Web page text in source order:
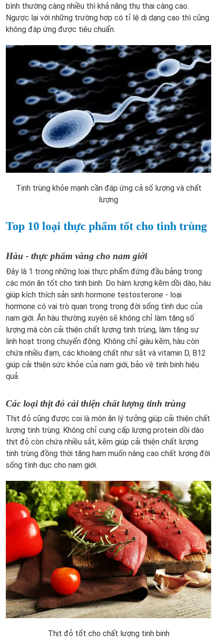
bình thường càng nhiều thì khả năng thụ thai càng cao.
Ngược lại với những trường hợp có tỉ lệ dị dạng cao thì cũng
không đáp ứng được tiêu chuẩn.
Tinh trùng khỏe mạnh cần đáp ứng cả số lượng và chất
lượng
Top 10 loại thực phẩm tốt cho tinh trùng
Hàu - thực phẩm vàng cho nam giới
Đây là 1 trong những loại thực phẩm đứng đầu bảng trong
các món ăn tốt cho tinh binh. Do hàm lượng kẽm dồi dào, hàu
giúp kích thích sản sinh hormone testosterone - loại
hormone có vai trò quan trọng trong đời sống tình dục của
nam giới. Ăn hàu thường xuyên sẽ không chỉ làm tăng số
lượng mà còn cải thiện chất lượng tinh trùng, làm tăng sự
linh hoạt trong chuyển động. Không chỉ giàu kẽm, hàu còn
chứa nhiều đạm, các khoáng chất như sắt và vitamin D, B12
giúp cải thiện sức khỏe của nam giới, bảo vệ tinh binh hiệu
quả.
Các loại thịt đỏ cải thiện chất lượng tinh trùng
Thịt đỏ cũng được coi là món ăn lý tưởng giúp cải thiện chất
lượng tinh trùng. Không chỉ cung cấp lượng protein dồi dào
thịt đỏ còn chứa nhiều sắt, kẽm giúp cải thiện chất lượng
tinh trùng đồng thời tăng ham muốn nâng cao chất lượng đời
sống tình dục cho nam giới.
Thịt đỏ tốt cho chất lượng tinh binh